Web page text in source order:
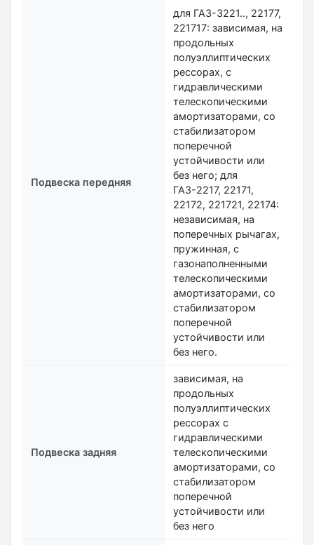
Подвеска передняя
для ГАЗ-3221.., 22177,
221717: зависимая, на
продольных
полуэллиптических
рессорах, с
гидравлическими
телескопическими
амортизаторами, со
стабилизатором
поперечной
устойчивости или
без него; для
ГАЗ-2217, 22171,
22172, 221721, 22174:
независимая, на
поперечных рычагах,
пружинная, с
газонаполненными
телескопическими
амортизаторами, со
стабилизатором
поперечной
устойчивости или
без него.
Подвеска задняя
зависимая, на
продольных
полуэллиптических
рессорах с
гидравлическими
телескопическими
амортизаторами, со
стабилизатором
поперечной
устойчивости или
без него